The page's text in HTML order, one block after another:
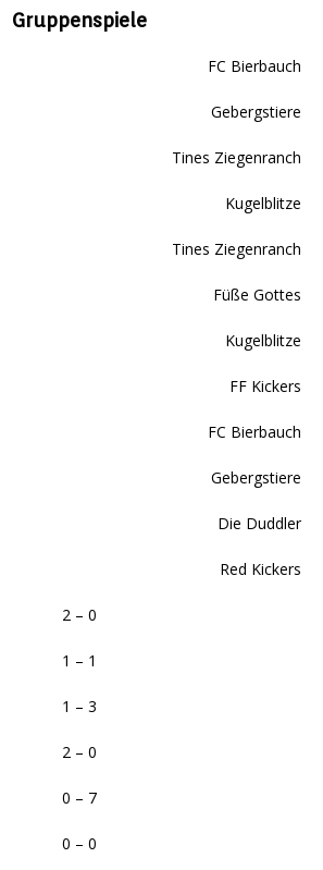
Gruppenspiele
FC Bierbauch
Gebergstiere
Tines Ziegenranch
Kugelblitze
Tines Ziegenranch
Füße Gottes
Kugelblitze
FF Kickers
FC Bierbauch
Gebergstiere
Die Duddler
Red Kickers
2 – 0
1 – 1
1 – 3
2 – 0
0 – 7
0 – 0